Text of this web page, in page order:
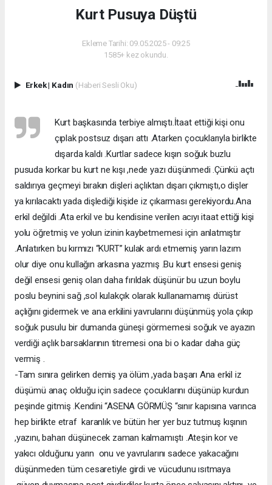
Kurt Pusuya Düştü
Ekleme Tarihi: 09.05.2025 - 09:25
1585+ kez okundu.
Erkek| Kadın (Haberi Sesli Oku)
Kurt başkasında terbiye almıştı.İtaat ettiği kişi onu
çıplak postsuz dışarı attı .Atarken çocuklarıyla birlikte
dışarda kaldı .Kurtlar sadece kışın soğuk buzlu
pusuda korkar bu kurt ne kışı ,nede yazı düşünmedi .Çünkü açtı
saldırıya geçmeyi bırakın dişleri açlıktan dışarı çıkmıştı,o dişler
ya kırılacaktı yada dişlediği kişide iz çıkarması gerekiyordu.Ana
erkil değildi .Ata erkil ve bu kendisine verilen acıyı itaat ettiği kişi
yolu öğretmiş ve yolun izinin kaybetmemesi için anlatmıştır
.Anlatırken bu kırmızı “KURT” kulak ardı etmemiş yarın lazım
olur diye onu kullağın arkasına yazmış .Bu kurt ensesi geniş
değil ensesi geniş olan daha fırıldak düşünür bu uzun boylu
poslu beynini sağ ,sol kulakçık olarak kullanamamış dürüst
açlığını gidermek ve ana erkilini yavrularını düşünmüş yola çıkıp
soğuk pusulu bir dumanda güneşi görmemesi soğuk ve ayazın
verdiği açlık barsaklarının titremesi ona bi o kadar daha güç
vermiş .
-Tam sınıra gelirken demiş ya ölüm ,yada başarı Ana erkil iz
düşümü anaç olduğu için sadece çocuklarını düşünüp kurdun
peşinde gitmiş .Kendini “ASENA GÖRMÜŞ “sınır kapısına varınca
hep birlikte etraf karanlık ve bütün her yer buz tutmuş kışının
,yazını, baharı düşünecek zaman kalmamıştı .Ateşin kor ve
yakıcı olduğunu yarın onu ve yavrularını sadece yakacağını
düşünmeden tüm cesaretiyle girdi ve vücudunu ısıtmaya